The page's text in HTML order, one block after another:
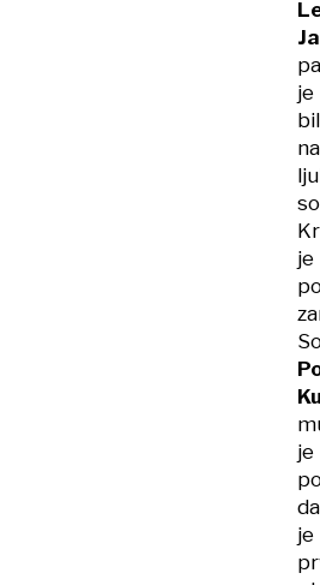
pa
je
bil
na
je
je
da
je